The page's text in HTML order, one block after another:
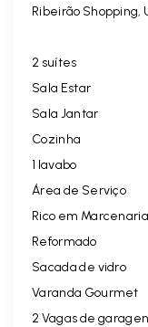
Ribeirão Shopping,
2 suítes
Sala Estar
Sala Jantar
Cozinha
1 lavabo
Área de Serviço
Rico em Marcenaria
Reformado
Sacada de vidro
Varanda Gourmet
2 Vagas de